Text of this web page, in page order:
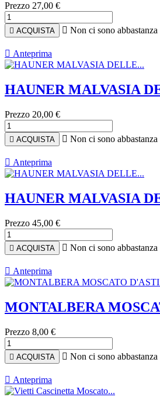
Prezzo 27,00 €
 ACQUISTA  Non ci sono
 Anteprima
HAUNER MALVASIA
Prezzo 20,00 €
 ACQUISTA  Non ci sono
 Anteprima
HAUNER MALVASIA
Prezzo 45,00 €
 ACQUISTA  Non ci sono
 Anteprima
MONTALBERA
Prezzo 8,00 €
 ACQUISTA  Non ci sono
 Anteprima